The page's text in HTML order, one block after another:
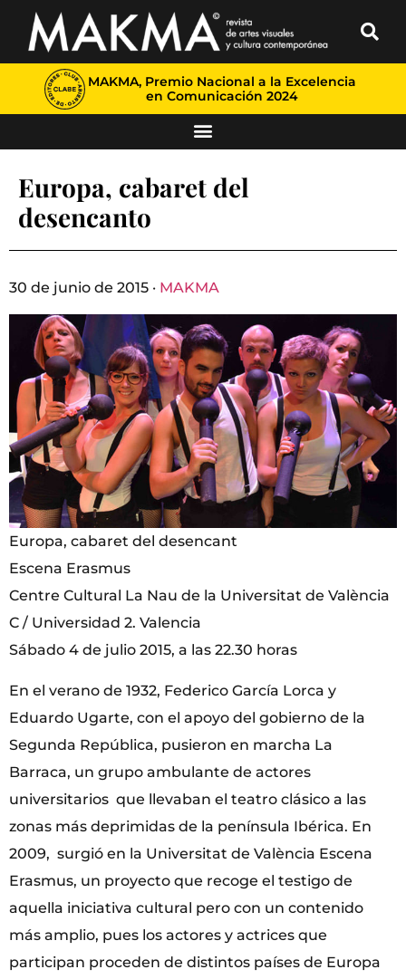
MAKMA, Premio Nacional a la Excelencia
en Comunicación 2024
Europa, cabaret del
desencanto
30 de junio de 2015 · MAKMA
Europa, cabaret del desencant
Escena Erasmus
Centre Cultural La Nau de la Universitat de València
C / Universidad 2. Valencia
Sábado 4 de julio 2015, a las 22.30 horas
En el verano de 1932, Federico García Lorca y
Eduardo Ugarte, con el apoyo del gobierno de la
Segunda República, pusieron en marcha La
Barraca, un grupo ambulante de actores
universitarios que llevaban el teatro clásico a las
zonas más deprimidas de la península Ibérica. En
2009, surgió en la Universitat de València Escena
Erasmus, un proyecto que recoge el testigo de
aquella iniciativa cultural pero con un contenido
más amplio, pues los actores y actrices que
participan proceden de distintos países de Europa